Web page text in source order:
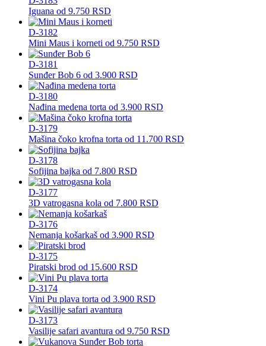
Iguana od 9.750 RSD
D-3182
Mini Maus i korneti od 9.750 RSD
D-3181
Sunđer Bob 6 od 3.900 RSD
D-3180
Nađina medena torta od 3.900 RSD
D-3179
Mašina čoko krofna torta od 11.700 RSD
D-3178
Sofijina bajka od 7.800 RSD
D-3177
3D vatrogasna kola od 7.800 RSD
D-3176
Nemanja košarkaš od 3.900 RSD
D-3175
Piratski brod od 15.600 RSD
D-3174
Vini Pu plava torta od 3.900 RSD
D-3173
Vasilije safari avantura od 9.750 RSD